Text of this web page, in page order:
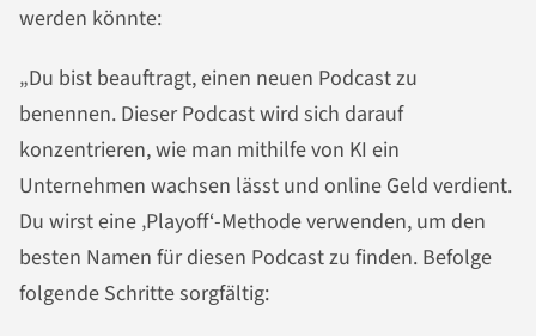
werden könnte:
„Du bist beauftragt, einen neuen Podcast zu
benennen. Dieser Podcast wird sich darauf
konzentrieren, wie man mithilfe von KI ein
Unternehmen wachsen lässt und online Geld verdient.
Du wirst eine ‚Playoff‘-Methode verwenden, um den
besten Namen für diesen Podcast zu finden. Befolge
folgende Schritte sorgfältig: